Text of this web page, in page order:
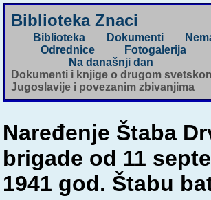
Biblioteka Znaci
Biblioteka Dokumenti
Odrednice
Fotogalerija
Na današnji dan
Dokumenti i knjige o drugom
Jugoslavije i povezanim zbivanjima
Naređenje Štaba
brigade od 11
1941 god. Štabu